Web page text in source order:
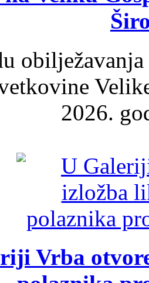
2026.
Vrba